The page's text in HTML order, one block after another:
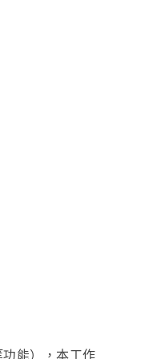
能） ，本工作